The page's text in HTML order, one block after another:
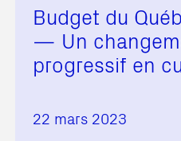
Budget du
— Un
progressif en
22 mars 2023